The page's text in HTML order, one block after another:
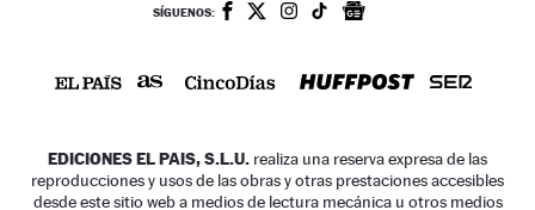
SÍGUENOS:
EDICIONES EL PAIS, S.L.U. realiza una reserva expresa de las
reproducciones y usos de las obras y otras prestaciones accesibles
desde este sitio web a medios de lectura mecánica u otros medios